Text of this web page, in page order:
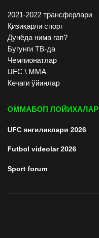
2021-2022 трансферлари
Қизиқарли спорт
Дунёда нима гап?
Бугунги ТВ-да
Чемпионатлар
UFC \ ММА
Кечаги ўйинлар
ОММАБОП ЛОЙИХАЛАР
UFC янгиликлари 2026
Futbol videolar 2026
Sport forum